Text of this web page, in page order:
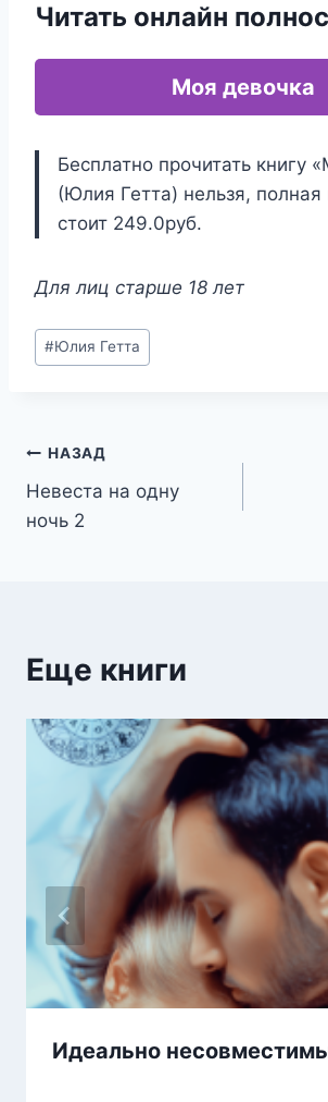
Читать онлайн
Моя девочка
Бесплатно прочитать книгу
(Юлия Гетта) нельзя, полная
стоит 249.0руб.
Для лиц старше 18 лет
Метки
записи:
#Юлия Гетта
Навигация
по
НАЗАД
Невеста на одну
ночь 2
Еще книги
Идеально